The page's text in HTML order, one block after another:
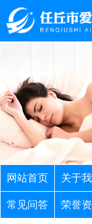
网站首页 关于
常见问答 荣誉